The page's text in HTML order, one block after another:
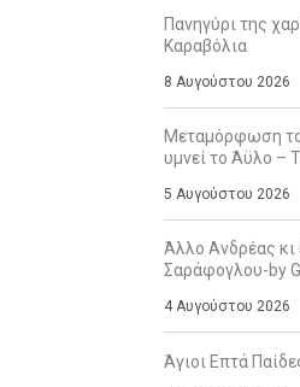
Πανηγύρι της
Καραβόλια
8 Αυγούστου 2026
Μεταμόρφωση
υμνεί το Άϋλο –
5 Αυγούστου 2026
Άλλο Ανδρέας κι
Σαράφογλου-by
4 Αυγούστου 2026
Άγιοι Επτά